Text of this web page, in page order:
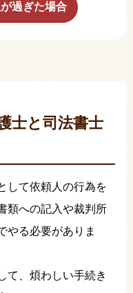
過ぎた場合
士と司法書士
して依頼人の行為を
類への記入や裁判所
やる必要がありま
て、煩わしい手続き